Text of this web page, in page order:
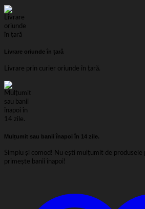
cearsaf
de
pat
cm;
pilota
2
fete
de
perna
cm,
Livrare oriunde în țară
Livrare prin curier oriunde în țară.
Mulțumit sau banii înapoi în 14 zile.
Simplu și comod! Nu ești mulțumit de produsele
primește banii înapoi!